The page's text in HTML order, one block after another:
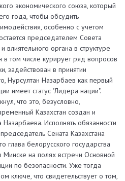
экономического союза, который
года, чтобы обсудить
особенно с учетом
председателем Совета
влиятельного органа в структуре
в том числе курирует ряд вопросов
задействован в принятии
Нурсултан Назарбаев как первый
имеет статус "Лидера нации".
что это, безусловно,
Казахстан создан и
Исполнять обязанности
Сената Казахстана
глава белорусского государства
Минске на полях встречи Основной
по безопасности. Уже тогда
ключе, что свидетельствует о том,